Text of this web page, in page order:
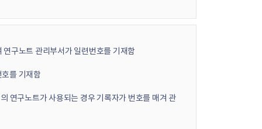
구노트 관리부서가 일련번호를 기재함
를 기재함
연구노트가 사용되는 경우 기록자가 번호를 매겨 관